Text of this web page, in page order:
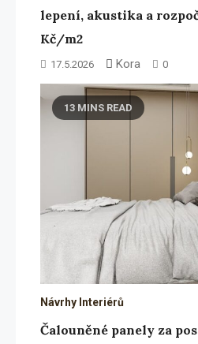
lepení, akustika a
Kč/m2
17.5.2026 Kora 0
13 MINS READ
Návrhy Interiérů
Čalouněné panely za